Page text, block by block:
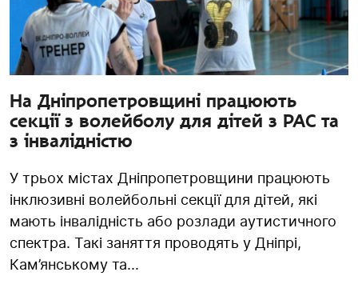
На Дніпропетровщині працюють
секції з волейболу для дітей з РАС та
з інвалідністю
У трьох містах Дніпропетровщини працюють
інклюзивні волейбольні секції для дітей, які
мають інвалідність або розлади аутистичного
спектра. Такі заняття проводять у Дніпрі,
Кам’янському та...